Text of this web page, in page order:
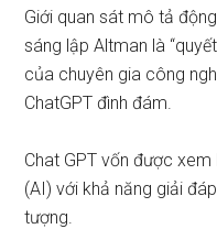
Giới quan sát mô tả
sáng lập Altman là
của chuyên gia công
ChatGPT đình đám.
Chat GPT vốn được
(AI) với khả năng giải
tượng.